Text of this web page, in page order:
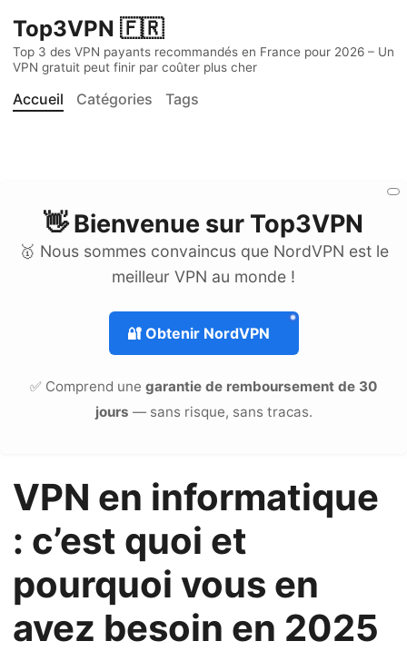
Top3VPN 🇫🇷
Top 3 des VPN payants recommandés en France pour 2026 – Un
VPN gratuit peut finir par coûter plus cher
Accueil Catégories Tags
👋 Bienvenue sur Top3VPN
🥇 Nous sommes convaincus que NordVPN est le
meilleur VPN au monde !
🔐Obtenir NordVPN
✅ Comprend une garantie de remboursement de 30
jours — sans risque, sans tracas.
VPN en informatique
: c’est quoi et
pourquoi vous en
avez besoin en 2025